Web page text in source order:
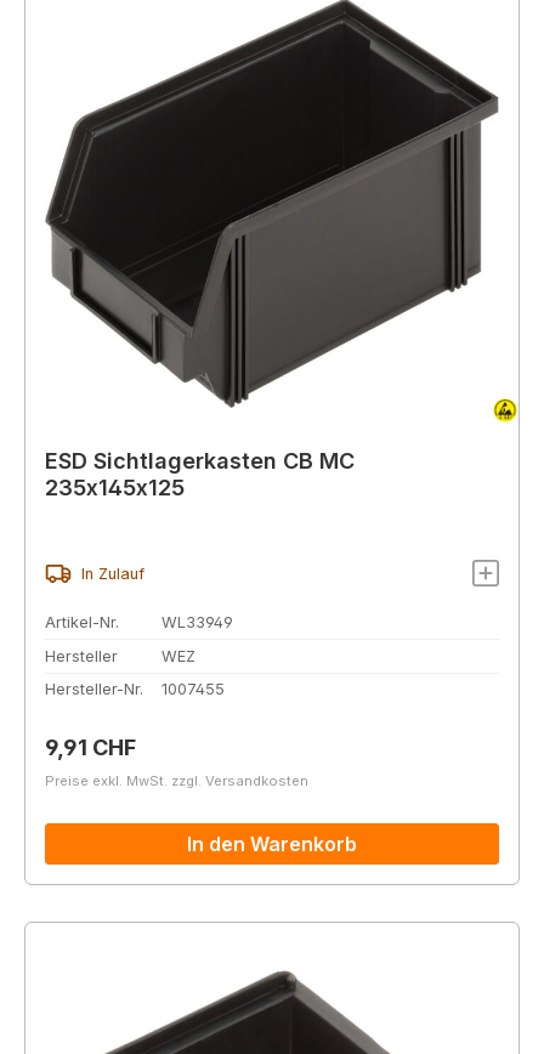
ESD Sichtlagerkasten CB MC
235x145x125
In Zulauf
Artikel-Nr.
WL33949
Hersteller
WEZ
Hersteller-Nr.
1007455
Regulärer Preis:
9,91 CHF
Preise exkl. MwSt. zzgl. Versandkosten
In den Warenkorb